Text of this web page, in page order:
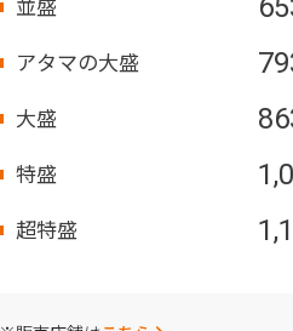
アタマの大盛
大盛
特盛
超特盛